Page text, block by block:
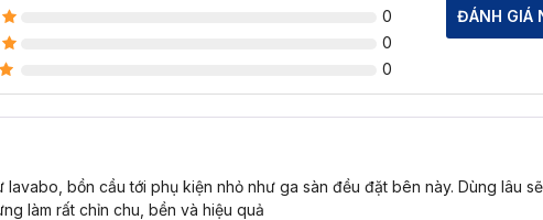
0
0
0
ĐÁNH GIÁ
bồn cầu tới phụ kiện nhỏ như ga sàn đều đặt bên này. Dùng lâu
làm rất chỉn chu, bền và hiệu quả